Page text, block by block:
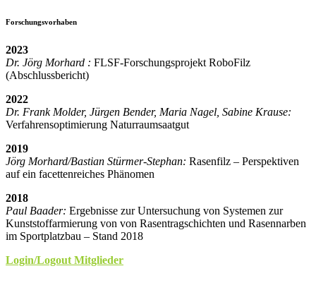
Forschungsvorhaben
2023
Dr. Jörg Morhard : FLSF-Forschungsprojekt RoboFilz
(Abschlussbericht)
2022
Dr. Frank Molder, Jürgen Bender, Maria Nagel, Sabine Krause:
Verfahrensoptimierung Naturraumsaatgut
2019
Jörg Morhard/Bastian Stürmer-Stephan: Rasenfilz – Perspektiven
auf ein facettenreiches Phänomen
2018
Paul Baader: Ergebnisse zur Untersuchung von Systemen zur
Kunststoffarmierung von von Rasentragschichten und Rasennarben
im Sportplatzbau – Stand 2018
Login/Logout Mitglieder